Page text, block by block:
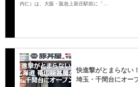
内仁）は、大阪・阪急上新庄駅前に「…
快進撃がとまらない
埼玉・千間台にオー